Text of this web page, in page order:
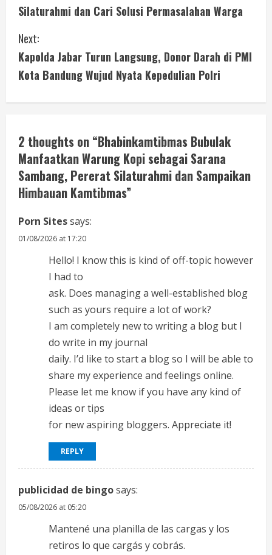
n
t
i
n
u
e
R
e
a
d
Silaturahmi dan Cari Solusi Permasalahan Warga
Next:
Kapolda Jabar Turun Langsung, Donor Darah di PMI
Kota Bandung Wujud Nyata Kepedulian Polri
2 thoughts on “Bhabinkamtibmas Bubulak
Manfaatkan Warung Kopi sebagai Sarana
Sambang, Pererat Silaturahmi dan Sampaikan
Himbauan Kamtibmas”
Porn Sitessays:
01/08/2026 at 17:20
Hello! I know this is kind of off-topic however
I had to
ask. Does managing a well-established blog
such as yours require a lot of work?
I am completely new to writing a blog but I
do write in my journal
daily. I’d like to start a blog so I will be able to
share my experience and feelings online.
Please let me know if you have any kind of
ideas or tips
for new aspiring bloggers. Appreciate it!
REPLY
publicidad de bingosays:
05/08/2026 at 05:20
Mantené una planilla de las cargas y los
retiros lo que cargás y cobrás.